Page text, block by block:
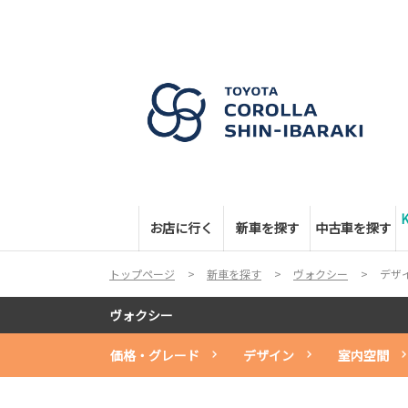
お店に行く 新車を探す 中古車を探す
トップページ 新車を探す ヴォクシー デザ
ヴォクシー
価格・グレード デザイン 室内空間